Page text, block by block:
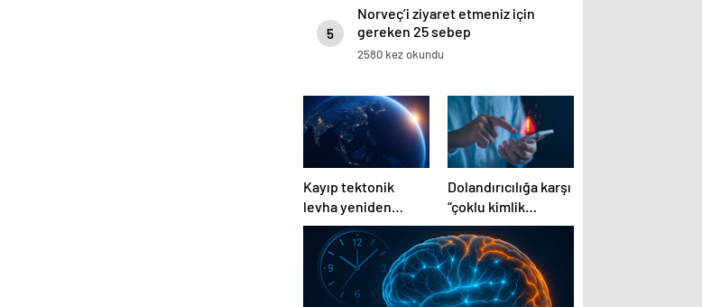
5
Norveç’i ziyaret etmeniz için
gereken 25 sebep
2580 kez okundu
Kayıp tektonik
levha yeniden
ortaya çıkıyor…
Dolandırıcılığa karşı
“çoklu kimlik
doğrulaması”
tavsiyesi